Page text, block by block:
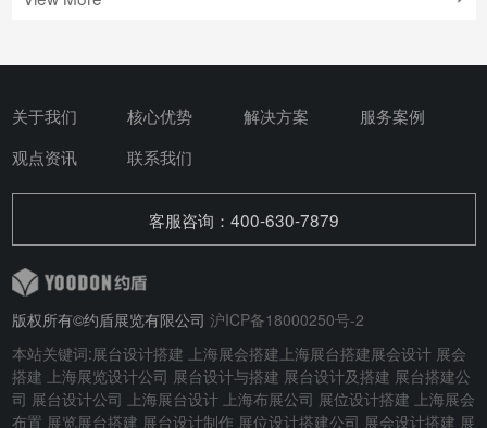
关于我们 核心优势 解决方案
服务案例
观点资讯
联系我们
客服咨询：400-630-7879
版权所有©约盾展览有限公司 沪ICP备18000250号-2
本站关键词:展台设计搭建 上海展会搭建 上海展台搭建展会设计 展会
搭建 上海展览设计公司 展台设计与搭建 展台设计及搭建 展台搭建公
司 展台设计公司 上海展台设计 上海布展公司 展位设计搭建 上海展会
布置 展览展台搭建 展台设计制作 展位设计搭建公司 展会设计搭建 展